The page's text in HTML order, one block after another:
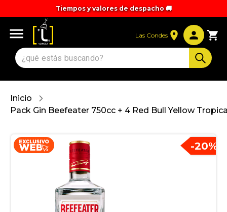
Tiempos y valores de despacho 🚚
Las Condes
Inicio
Pack Gin Beefeater 750cc + 4 Red Bull Yellow
-20%